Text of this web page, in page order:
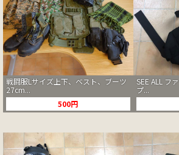
戦闘服Lサイズ上下、ベスト、ブーツ
27cm...
500円
SEE ALL フ
プ...